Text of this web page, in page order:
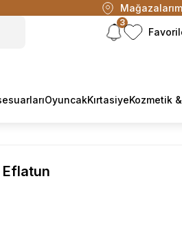
3
OyuncakKırtasiyeKozmetik
Eflatun